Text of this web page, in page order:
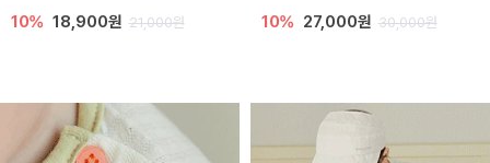
10% 18,900원 21,000원 10% 27,000원 30,000원